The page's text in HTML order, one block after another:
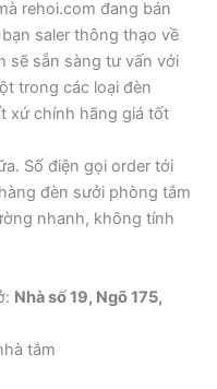
rehoi.com đang bán
saler thông thạo về
sẽ sẵn sàng tư vấn với
trong các loại đèn
xứ chính hãng giá tốt
Số điện gọi order tới
đèn sưởi phòng tắm
nhanh, không tính
Nhà số 19, Ngõ 175,
tắm